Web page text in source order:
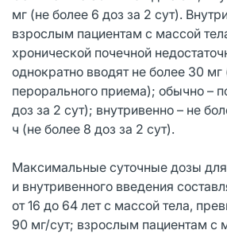
мг (не более 6 доз за 2 сут).
взрослым пациентам с массой
хронической почечной
однократно вводят не более 30 мг
перорального приема); обычно –
доз за 2 сут); внутривенно – не
ч (не более 8 доз за 2 сут).
Максимальные суточные дозы
и внутривенного введения
от 16 до 64 лет с массой тела,
90 мг/сут; взрослым пациентам с